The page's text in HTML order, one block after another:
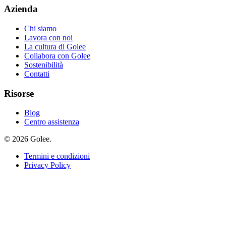
Azienda
Chi siamo
Lavora con noi
La cultura di Golee
Collabora con Golee
Sostenibilità
Contatti
Risorse
Blog
Centro assistenza
© 2026 Golee.
Termini e condizioni
Privacy Policy